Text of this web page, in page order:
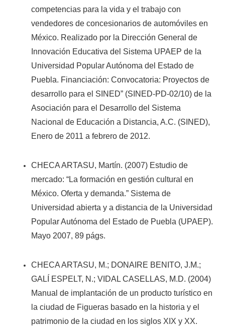
competencias para la vida y el trabajo con
vendedores de concesionarios de automóviles en
México. Realizado por la Dirección General de
Innovación Educativa del Sistema UPAEP de la
Universidad Popular Autónoma del Estado de
Puebla. Financiación: Convocatoria: Proyectos de
desarrollo para el SINED” (SINED-PD-02/10) de la
Asociación para el Desarrollo del Sistema
Nacional de Educación a Distancia, A.C. (SINED),
Enero de 2011 a febrero de 2012.
CHECA ARTASU, Martín. (2007) Estudio de
mercado: “La formación en gestión cultural en
México. Oferta y demanda.” Sistema de
Universidad abierta y a distancia de la Universidad
Popular Autónoma del Estado de Puebla (UPAEP).
Mayo 2007, 89 págs.
CHECA ARTASU, M.; DONAIRE BENITO, J.M.;
GALÍ ESPELT, N.; VIDAL CASELLAS, M.D. (2004)
Manual de implantación de un producto turístico en
la ciudad de Figueras basado en la historia y el
patrimonio de la ciudad en los siglos XIX y XX.